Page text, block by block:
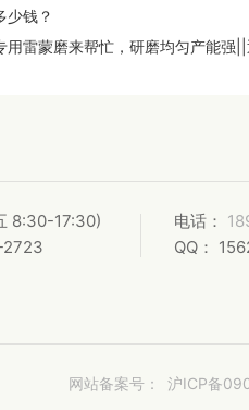
少钱？
用雷蒙磨来帮忙，研磨均匀产能强
8:30-17:30)
2723
电话：
QQ：
网站备案号： 沪ICP备